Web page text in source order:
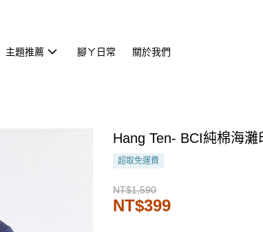
主題推薦 腳ㄚ日常 關於我們
Hang Ten- BCI純棉海
超取免運費
NT$1,590
NT$399